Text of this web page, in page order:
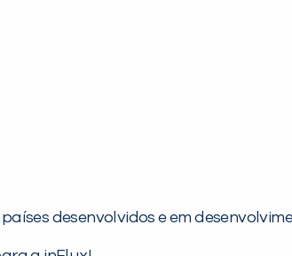
desenvolvidos e em